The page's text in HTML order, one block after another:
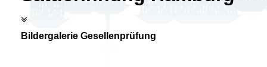
Bildergalerie Gesellenprüfung